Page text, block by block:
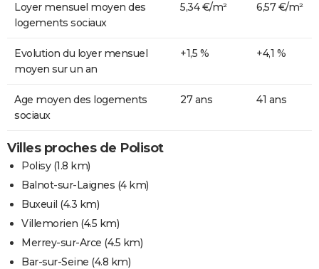
Loyer mensuel moyen des
logements sociaux
5,34 €/m² 6,57 €/m²
Evolution du loyer mensuel
moyen sur un an
+1,5 % +4,1 %
Age moyen des logements
sociaux
27 ans 41 ans
Villes proches de Polisot
Polisy(1.8 km)
Balnot-sur-Laignes (4 km)
Buxeuil (4.3 km)
Villemorien (4.5 km)
Merrey-sur-Arce (4.5 km)
Bar-sur-Seine (4.8 km)